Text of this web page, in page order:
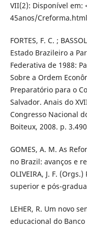
VII(2): Disponível em:
45anos/
FORTES, F. C. ;
Estado Brazileiro a
Federativa de 1988:
Sobre a Ordem
Preparatório para o
Salvador. Anais do
Congresso Nacional
Boiteux, 2008. p.
GOMES, A. M. As
no Brazil: avanços e
OLIVEIRA, J. F.
superior e pós-
LEHER, R. Um novo
educacional do